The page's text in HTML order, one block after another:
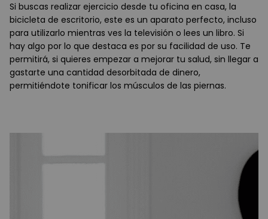
Si buscas realizar ejercicio desde tu oficina en casa, la
bicicleta de escritorio, este es un aparato perfecto, incluso
para utilizarlo mientras ves la televisión o lees un libro. Si
hay algo por lo que destaca es por su facilidad de uso. Te
permitirá, si quieres empezar a mejorar tu salud, sin llegar a
gastarte una cantidad desorbitada de dinero,
permitiéndote tonificar los músculos de las piernas.